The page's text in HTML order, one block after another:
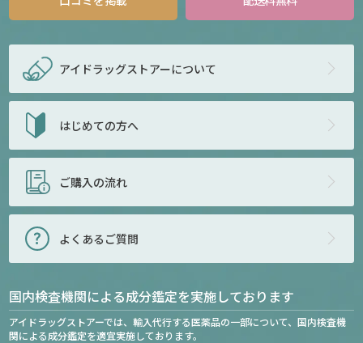
アイドラッグストアーについて
はじめての方へ
ご購入の流れ
よくあるご質問
国内検査機関による成分鑑定を実施しております
アイドラッグストアーでは、輸入代行する医薬品の一部について、国内検査機
関による成分鑑定を適宜実施しております。